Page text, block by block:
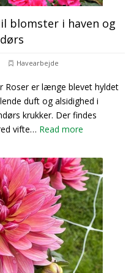
blomster i haven og
Havearbejde
Roser er længe blevet hyldet
duft og alsidighed i
krukker. Der findes
vifte… Read more